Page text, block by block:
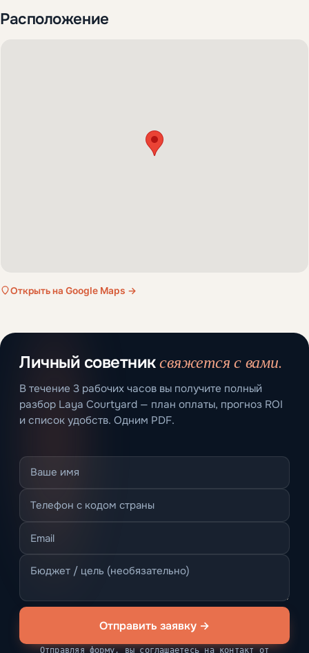
Расположение
Открыть на Google Maps →
Личный советниксвяжется с вами.
В течение 3 рабочих часов вы получите полный
разбор Laya Courtyard — план оплаты, прогноз ROI
и список удобств. Одним PDF.
Отправить заявку →
Отправляя форму, вы соглашаетесь на контакт от